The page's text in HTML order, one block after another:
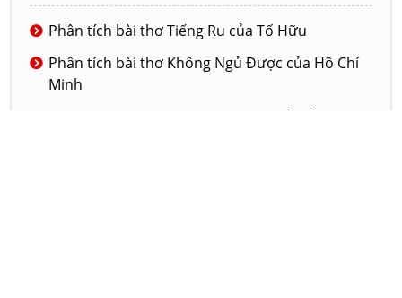
Phân tích bài thơ Tiếng Ru của Tố Hữu
Phân tích bài thơ Không Ngủ Được của Hồ Chí
Minh
Phân tích nghệ thuật bài thơ Việt Bắc của Tố